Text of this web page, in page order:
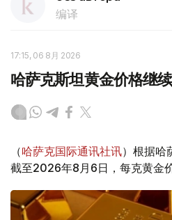
编译
17:15, 06 8月 2026
哈萨克斯坦黄金价格继
（哈萨克国际通讯社讯）根据哈
截至2026年8月6日，每克黄金